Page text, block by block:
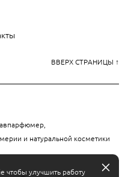
ВВЕРХ СТРАНИЦЫ ↑
и натуральной косметики
чтобы улучшить работу